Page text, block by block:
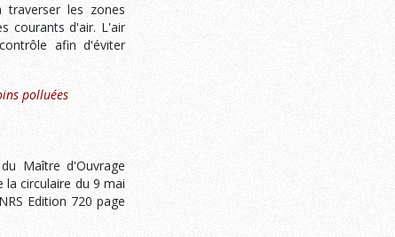
les zones
courants d'air. L'air
afin d'éviter
polluées
Maître d'Ouvrage
la circulaire du 9 mai
Edition 720 page